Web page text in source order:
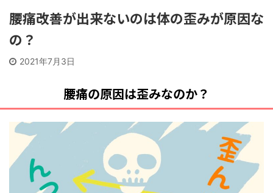
腰痛改善が出来ないのは体の歪みが原因な
の？
2021年7月3日
腰痛の原因は歪みなのか？